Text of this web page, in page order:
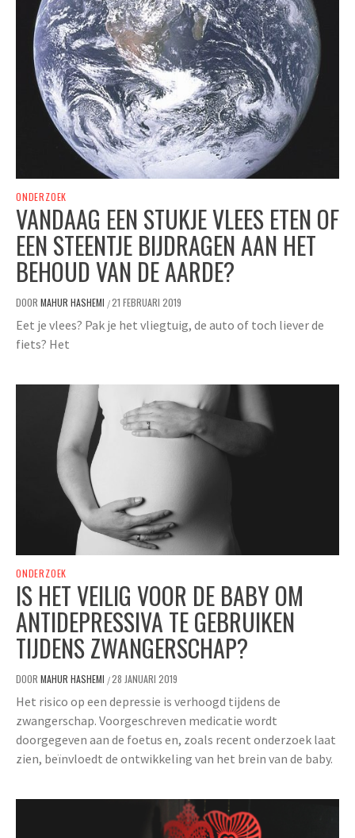
ONDERZOEK
VANDAAG EEN STUKJE VLEES ETEN OF
EEN STEENTJE BIJDRAGEN AAN HET
BEHOUD VAN DE AARDE?
DOOR MAHUR HASHEMI /21 FEBRUARI 2019
Eet je vlees? Pak je het vliegtuig, de auto of toch liever de
fiets? Het
ONDERZOEK
IS HET VEILIG VOOR DE BABY OM
ANTIDEPRESSIVA TE GEBRUIKEN
TIJDENS ZWANGERSCHAP?
DOOR MAHUR HASHEMI /28 JANUARI 2019
Het risico op een depressie is verhoogd tijdens de
zwangerschap. Voorgeschreven medicatie wordt
doorgegeven aan de foetus en, zoals recent onderzoek laat
zien, beïnvloedt de ontwikkeling van het brein van de baby.